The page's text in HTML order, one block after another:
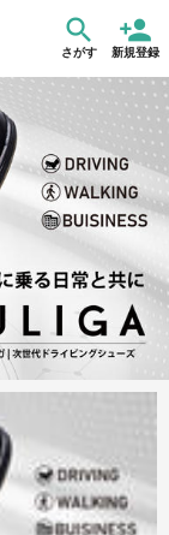
さがす 新規登録